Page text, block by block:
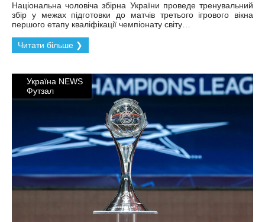
Національна чоловіча збірна України проведе тренувальний
збір у межах підготовки до матчів третього ігрового вікна
першого етапу кваліфікації чемпіонату світу…
Читати більше ❯
Україна NEWS
Футзал